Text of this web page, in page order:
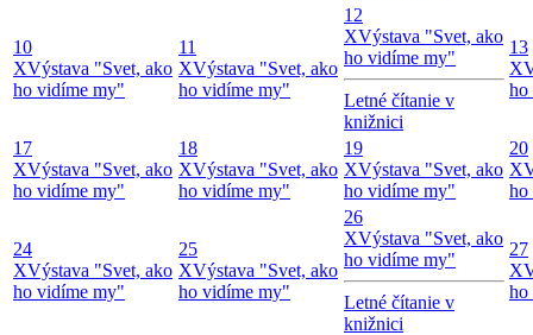
10
XVýstava "Svet, ako
ho vidíme my"
11
XVýstava "Svet, ako
ho vidíme my"
12
XVýstava "Svet, ako
ho vidíme my"
Letné čítanie v
knižnici
13
X
ho
17
XVýstava "Svet, ako
ho vidíme my"
18
XVýstava "Svet, ako
ho vidíme my"
19
XVýstava "Svet, ako
ho vidíme my"
20
X
ho
24
XVýstava "Svet, ako
ho vidíme my"
25
XVýstava "Svet, ako
ho vidíme my"
26
XVýstava "Svet, ako
ho vidíme my"
Letné čítanie v
knižnici
27
X
ho